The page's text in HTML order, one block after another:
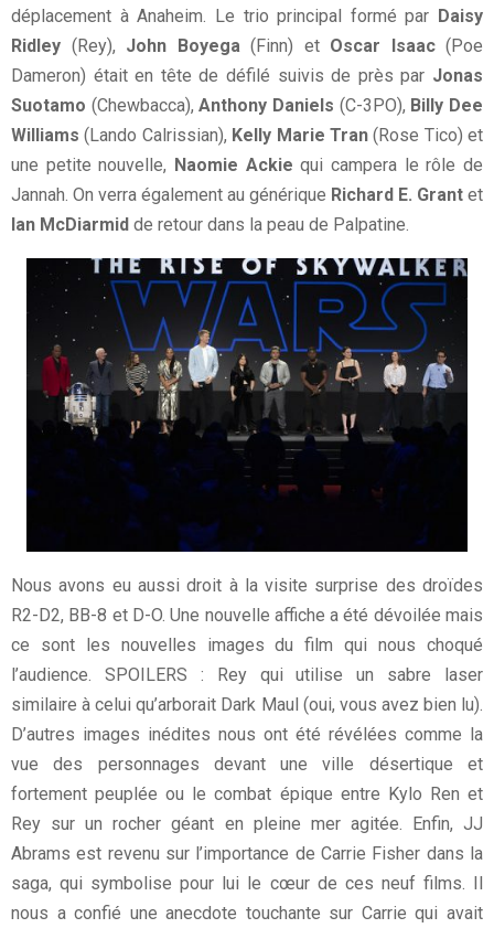
déplacement à Anaheim. Le trio principal formé par Daisy
Ridley (Rey), John Boyega (Finn) et Oscar Isaac(Poe
Dameron) était en tête de défilé suivis de près par Jonas
Suotamo (Chewbacca),Anthony Daniels (C-3PO), Billy Dee
Williams (Lando Calrissian), Kelly Marie Tran(Rose Tico) et
une petite nouvelle, Naomie Ackie qui campera le rôle de
Jannah. On verra également au générique Richard E. Grant et
Ian McDiarmid de retour dans la peau de Palpatine.
Nous avons eu aussi droit à la visite surprise des droïdes
R2-D2, BB-8 et D-O. Une nouvelle affiche a été dévoilée mais
ce sont les nouvelles images du film qui nous choqué
l’audience. SPOILERS : Rey qui utilise un sabre laser
similaire à celui qu’arborait Dark Maul (oui, vous avez bien lu).
D’autres images inédites nous ont été révélées comme la
vue des personnages devant une ville désertique et
fortement peuplée ou le combat épique entre Kylo Ren et
Rey sur un rocher géant en pleine mer agitée. Enfin, JJ
Abrams est revenu sur l’importance de Carrie Fisher dans la
saga, qui symbolise pour lui le cœur de ces neuf films. Il
nous a confié une anecdote touchante sur Carrie qui avait